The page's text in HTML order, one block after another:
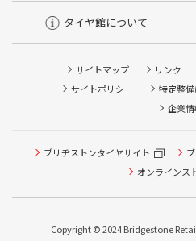
タイヤ館について
サイトマップ リンク
サイトポリシー
特定整
企業情
ブリヂストンタイヤサイト
オンラインス
Copyright © 2024 Bridgestone
タイヤ点検・安全点検/タイヤ
ピット作業の予約
本日のタイヤ履き替え順番待